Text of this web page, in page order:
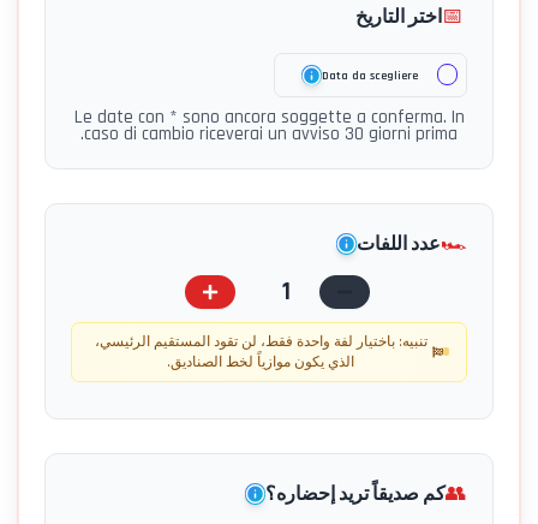
📅اختر التاريخ
Data da scegliere
Le date con * sono ancora soggette a conferma. In
caso di cambio riceverai un avviso 30 giorni prima.
🏎️عدد اللفات
1
تنبيه: باختيار لفة واحدة فقط، لن تقود المستقيم الرئيسي،
الذي يكون موازياً لخط الصناديق.
👥كم صديقاً تريد إحضاره؟